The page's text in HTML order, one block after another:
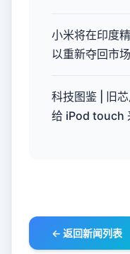
小米将在印度
以重新夺回市
科技图鉴 | 旧
给 iPod touch
← 返回新闻列表